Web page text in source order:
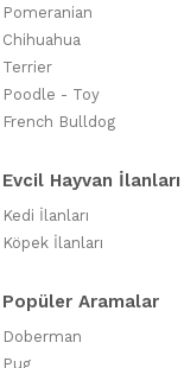
Pomeranian
Chihuahua
Terrier
Poodle - Toy
French Bulldog
Evcil Hayvan İlanları
Kedi İlanları
Köpek İlanları
Popüler Aramalar
Doberman
Pug